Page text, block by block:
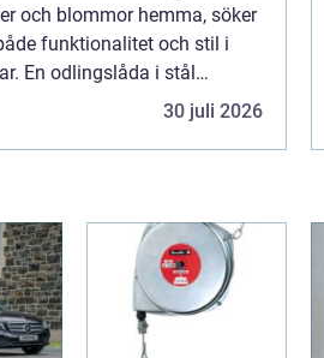
och blommor hemma, söker
funktionalitet och stil i
En odlingslåda i stål
en kombinat...30 juli 2026